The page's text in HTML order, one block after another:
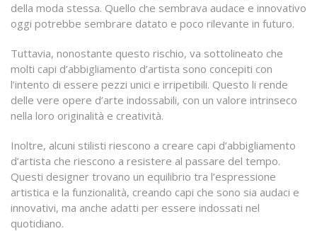
della moda stessa. Quello che sembrava audace e innovativo
oggi potrebbe sembrare datato e poco rilevante in futuro.
Tuttavia, nonostante questo rischio, va sottolineato che
molti capi d’abbigliamento d’artista sono concepiti con
l’intento di essere pezzi unici e irripetibili. Questo li rende
delle vere opere d’arte indossabili, con un valore intrinseco
nella loro originalità e creatività.
Inoltre, alcuni stilisti riescono a creare capi d’abbigliamento
d’artista che riescono a resistere al passare del tempo.
Questi designer trovano un equilibrio tra l’espressione
artistica e la funzionalità, creando capi che sono sia audaci e
innovativi, ma anche adatti per essere indossati nel
quotidiano.